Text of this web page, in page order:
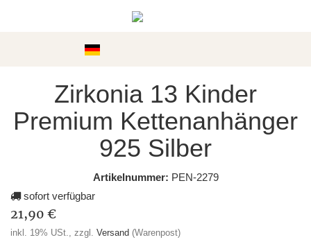
Zirkonia 13 Kinder
Premium Kettenanhänger
925 Silber
Artikelnummer: PEN-2279
sofort verfügbar
21,90 €
inkl. 19% USt., zzgl. Versand (Warenpost)